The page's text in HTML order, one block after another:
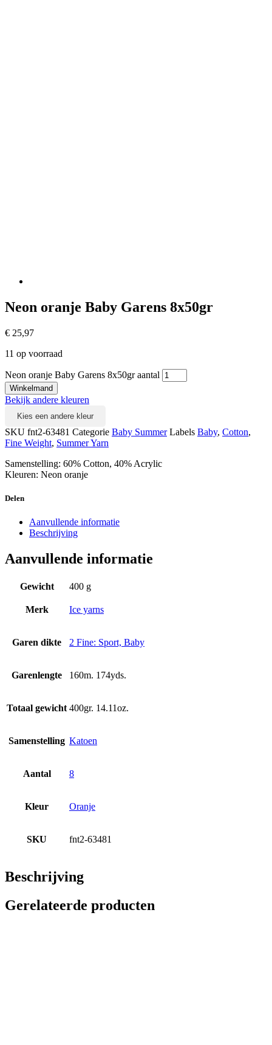
Neon oranje Baby Garens 8x50gr
€ 25,97
11 op voorraad
Neon oranje Baby Garens 8x50gr aantal
Winkelmand
Bekijk andere kleuren
Kies een andere kleur
SKU fnt2-63481 Categorie Baby Summer Labels Baby, Cotton,
Fine Weight, Summer Yarn
Samenstelling: 60% Cotton, 40% Acrylic
Kleuren: Neon oranje
Delen
Aanvullende informatie
Beschrijving
Aanvullende informatie
Gewicht 400 g
Merk Ice yarns
Garen dikte 2 Fine: Sport, Baby
Garenlengte 160m. 174yds.
Totaal gewicht 400gr. 14.11oz.
Samenstelling Katoen
Aantal 8
Kleur Oranje
SKU fnt2-63481
Beschrijving
Gerelateerde producten